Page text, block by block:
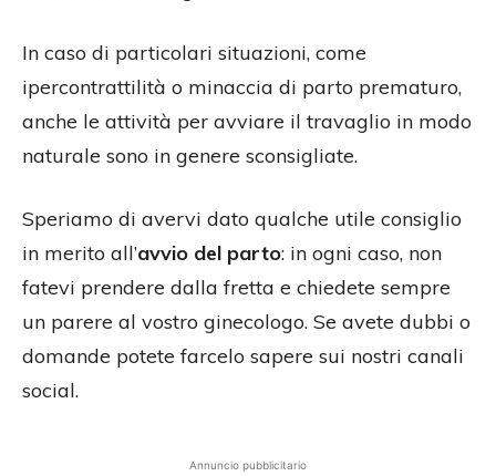
In caso di particolari situazioni, come
ipercontrattilità o minaccia di parto prematuro,
anche le attività per avviare il travaglio in modo
naturale sono in genere sconsigliate.
Speriamo di avervi dato qualche utile consiglio
in merito all’avvio del parto: in ogni caso, non
fatevi prendere dalla fretta e chiedete sempre
un parere al vostro ginecologo. Se avete dubbi o
domande potete farcelo sapere sui nostri canali
social.
Annuncio pubblicitario